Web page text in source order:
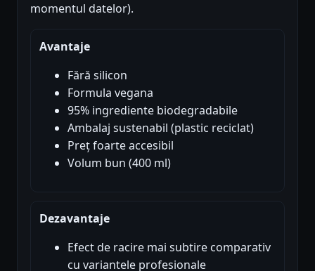
momentul datelor).
Avantaje
Fără silicon
Formula vegana
95% ingrediente biodegradabile
Ambalaj sustenabil (plastic reciclat)
Preț foarte accesibil
Volum bun (400 ml)
Dezavantaje
Efect de racire mai subtire comparativ
cu variantele profesionale